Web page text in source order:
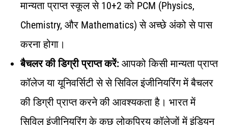
मान्यता प्राप्त स्कूल से 10+2 को PCM (Physics,
Chemistry, और Mathematics) से अच्छे अंको से पास
करना होगा।
बैचलर की डिग्री प्राप्त करें: आपको किसी मान्यता प्राप्त
कॉलेज या यूनिवर्सिटी से से सिविल इंजीनियरिंग में बैचलर
की डिग्री प्राप्त करने की आवश्यकता है। भारत में
सिविल इंजीनियरिंग के कुछ लोकप्रिय कॉलेजों में इंडियन